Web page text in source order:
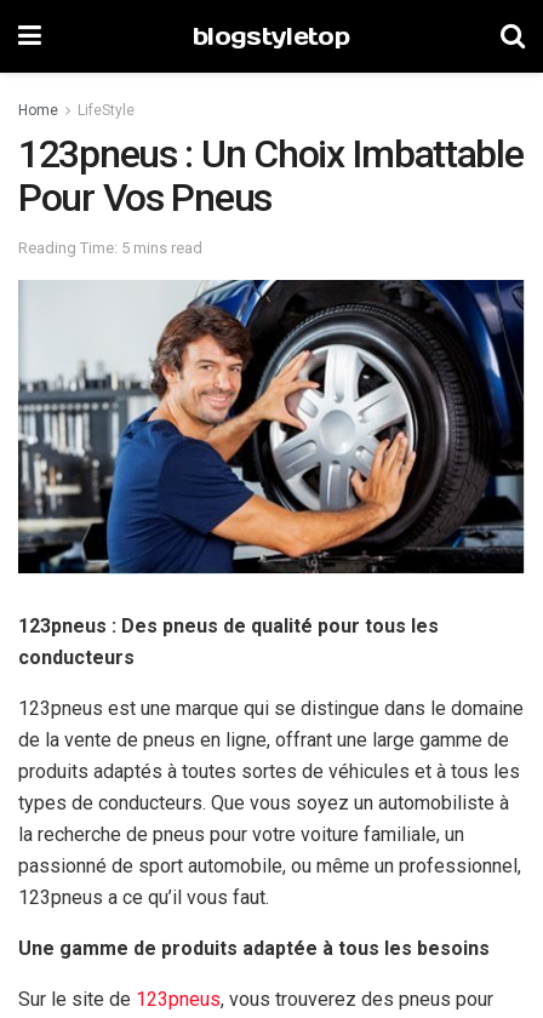
blogstyletop
Home LifeStyle
123pneus : Un Choix Imbattable
Pour Vos Pneus
Reading Time: 5 mins read
123pneus : Des pneus de qualité pour tous les
conducteurs
123pneus est une marque qui se distingue dans le domaine
de la vente de pneus en ligne, offrant une large gamme de
produits adaptés à toutes sortes de véhicules et à tous les
types de conducteurs. Que vous soyez un automobiliste à
la recherche de pneus pour votre voiture familiale, un
passionné de sport automobile, ou même un professionnel,
123pneus a ce qu’il vous faut.
Une gamme de produits adaptée à tous les besoins
Sur le site de 123pneus, vous trouverez des pneus pour